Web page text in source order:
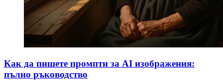
Как да пишете промпти за AI изображения:
пълно ръководство